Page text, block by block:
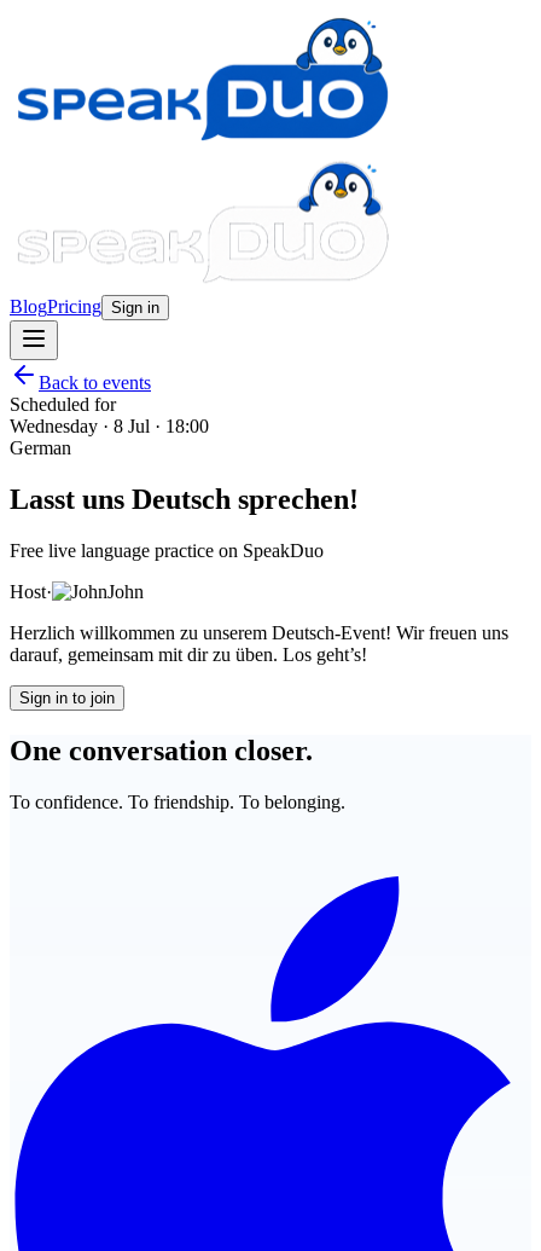
BlogPricing Sign in
Back to events
Scheduled for
Wednesday · 8 Jul · 18:00
German
Lasst uns Deutsch sprechen!
Free live language practice on SpeakDuo
Host·
John
Herzlich willkommen zu unserem Deutsch-Event! Wir freuen uns
darauf, gemeinsam mit dir zu üben. Los geht’s!
Sign in to join
One conversation closer.
To confidence. To friendship. To belonging.